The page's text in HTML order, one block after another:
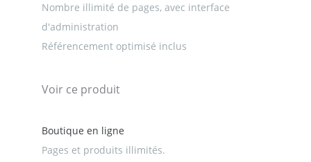
Nombre illimité de pages, avec interface
d'administration
Référencement optimisé inclus
Voir ce produit
Boutique en ligne
Pages et produits illimités.